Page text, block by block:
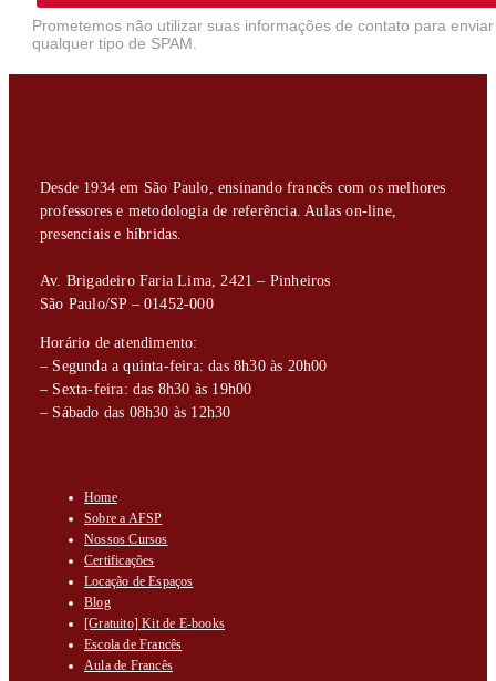
Prometemos não utilizar suas informações de contato para enviar
qualquer tipo de SPAM.
Desde 1934 em São Paulo, ensinando francês com os melhores
professores e metodologia de referência. Aulas on-line,
presenciais e híbridas.
Av. Brigadeiro Faria Lima, 2421 – Pinheiros
São Paulo/SP – 01452-000
Horário de atendimento:
– Segunda a quinta-feira: das 8h30 às 20h00
– Sexta-feira: das 8h30 às 19h00
– Sábado das 08h30 às 12h30
Home
Sobre a AFSP
Nossos Cursos
Certificações
Locação de Espaços
Blog
[Gratuito] Kit de E-books
Escola de Francês
Aula de Francês